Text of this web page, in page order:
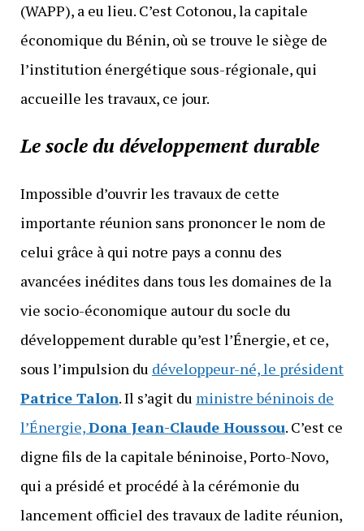
(WAPP), a eu lieu. C’est Cotonou, la capitale
économique du Bénin, où se trouve le siège de
l’institution énergétique sous-régionale, qui
accueille les travaux, ce jour.
Le socle du développement durable
Impossible d’ouvrir les travaux de cette
importante réunion sans prononcer le nom de
celui grâce à qui notre pays a connu des
avancées inédites dans tous les domaines de la
vie socio-économique autour du socle du
développement durable qu’est l’Énergie, et ce,
sous l’impulsion du développeur-né, le président
Patrice Talon. Il s’agit du ministre béninois de
l’Énergie,Dona Jean-Claude Houssou. C’est ce
digne fils de la capitale béninoise, Porto-Novo,
qui a présidé et procédé à la cérémonie du
lancement officiel des travaux de ladite réunion,